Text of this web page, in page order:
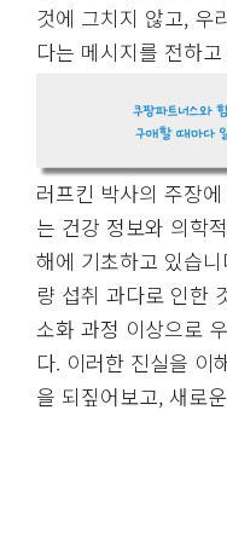
것에 그치지 않고, 우
다는 메시지를 전하
러프킨 박사의 주장
는 건강 정보와 의학
해에 기초하고 있습
량 섭취 과다로 인한
소화 과정 이상으로
다. 이러한 진실을 이
을 되짚어보고, 새로